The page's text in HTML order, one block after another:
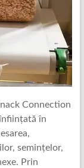
Connection
în
semințelor,
Prin